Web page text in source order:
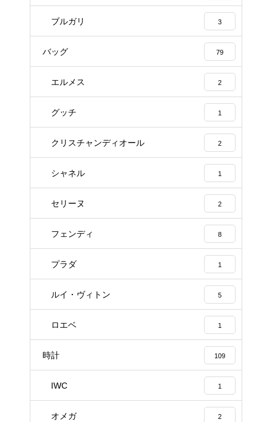
ブルガリ 3
バッグ 79
エルメス 2
グッチ 1
クリスチャンディオール 2
シャネル 1
セリーヌ 2
フェンディ 8
プラダ 1
ルイ・ヴィトン 5
ロエベ 1
時計 109
IWC 1
オメガ 2